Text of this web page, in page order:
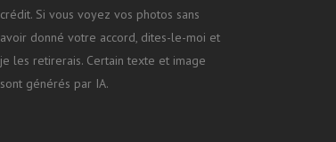
crédit. Si vous voyez vos photos sans
avoir donné votre accord, dites-le-moi et
je les retirerais. Certain texte et image
sont générés par IA.